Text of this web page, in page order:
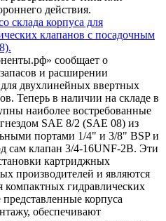
действия.
склада корпуса для
клапанов с посадочным
сообщает о
и расширении
для двухлинейных ввертных
Теперь в наличии на складе в
наиболее востребованные
SAE 8/2 (SAE 08) из
портами 1/4" и 3/8" BSP и
сам клапан 3/4-16UNF-2B. Эти
картриджных
производителей и являются
компактных гидравлических
корпуса
обеспечивают